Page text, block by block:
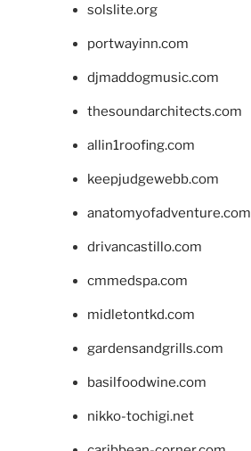
solslite.org
portwayinn.com
djmaddogmusic.com
thesoundarchitects.com
allin1roofing.com
keepjudgewebb.com
anatomyofadventure.com
drivancastillo.com
cmmedspa.com
midletontkd.com
gardensandgrills.com
basilfoodwine.com
nikko-tochigi.net